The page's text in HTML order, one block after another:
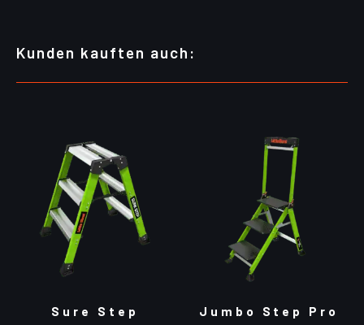
Kunden kauften auch:
Sure Step Jumbo Step Pro